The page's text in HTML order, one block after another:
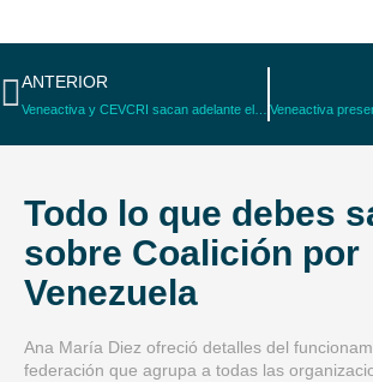
ANTERIOR
Todo lo que debes
sobre Coalición por
Venezuela
Ana María Diez ofreció detalles del
federación que agrupa a todas las